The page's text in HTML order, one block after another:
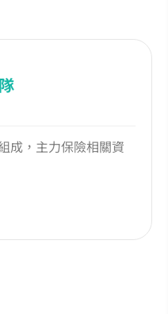
成，主力保險相關資